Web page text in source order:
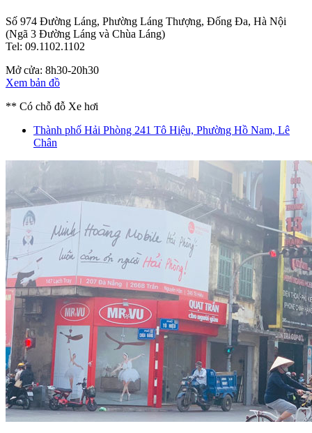
Số 974 Đường Láng, Phường Láng Thượng, Đống Đa, Hà Nội
(Ngã 3 Đường Láng và Chùa Láng)
Tel: 09.1102.1102
Mở cửa: 8h30-20h30
Xem bản đồ
** Có chỗ đỗ Xe hơi
Thành phố Hải Phòng 241 Tô Hiệu, Phường Hồ Nam, Lê
Chân